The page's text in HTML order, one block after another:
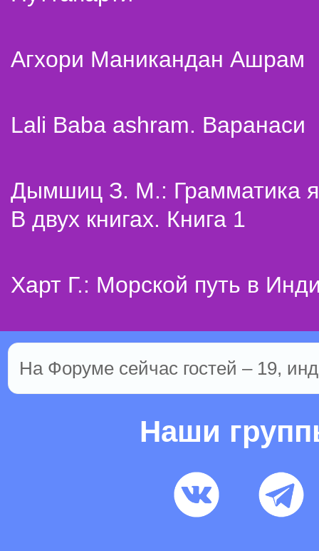
Агхори Маникандан Ашрам
Lali Baba ashram. Варанаси
Дымшиц З. М.: Грамматика
В двух книгах. Книга 1
Харт Г.: Морской путь в
На Форуме сейчас гостей – 19,
Наши